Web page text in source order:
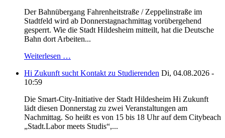
Der Bahnübergang Fahrenheitstraße / Zeppelinstraße im
Stadtfeld wird ab Donnerstagnachmittag vorübergehend
gesperrt. Wie die Stadt Hildesheim mitteilt, hat die Deutsche
Bahn dort Arbeiten...
Weiterlesen …
Hi Zukunft sucht Kontakt zu Studierenden Di, 04.08.2026 -
10:59
Die Smart-City-Initiative der Stadt Hildesheim Hi Zukunft
lädt diesen Donnerstag zu zwei Veranstaltungen am
Nachmittag. So heißt es von 15 bis 18 Uhr auf dem Citybeach
„Stadt.Labor meets Studis“,...